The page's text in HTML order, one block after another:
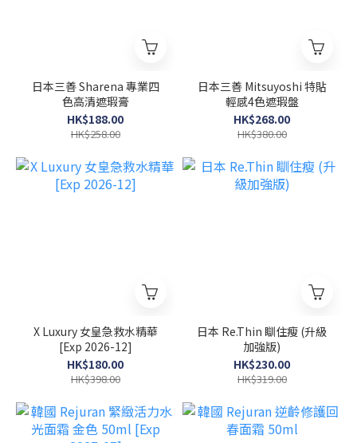
日本三善 Sharena 專業四
色高清遮瑕膏
HK$188.00
HK$258.00
日本三善 Mitsuyoshi 特貼
輕感4色遮瑕盤
HK$268.00
HK$380.00
X Luxury 女皇急救水精華
[Exp 2026-12]
HK$180.00
HK$398.00
日本 Re.Thin 瞓住瘦 (升級
加強版)
HK$230.00
HK$319.00